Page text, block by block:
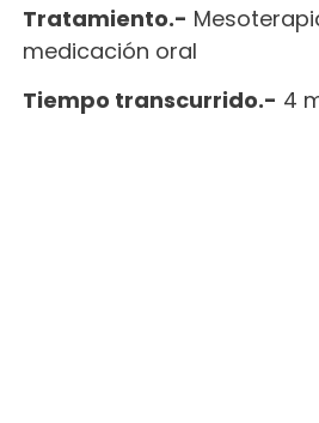
Tratamiento.-
medicación oral
Tiempo transcurrido.- 4